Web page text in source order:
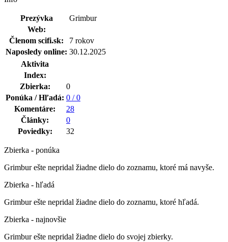
Prezývka
Grimbur
Web:
Členom scifi.sk:
7 rokov
Naposledy online: 30.12.2025
Aktivita
Index:
Zbierka:
0
Ponúka / Hľadá: 0 / 0
Komentáre:
28
Články:
0
Poviedky:
32
Zbierka - ponúka
Grimbur ešte nepridal žiadne dielo do zoznamu, ktoré má navyše.
Zbierka - hľadá
Grimbur ešte nepridal žiadne dielo do zoznamu, ktoré hľadá.
Zbierka - najnovšie
Grimbur ešte nepridal žiadne dielo do svojej zbierky.